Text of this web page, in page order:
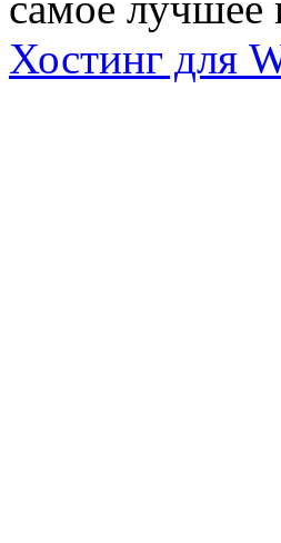
Хостинг для